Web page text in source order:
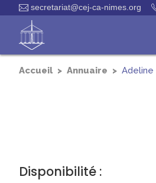
secretariat@cej-ca-nimes.org
Accueil Annuaire Adeline
Disponibilité :